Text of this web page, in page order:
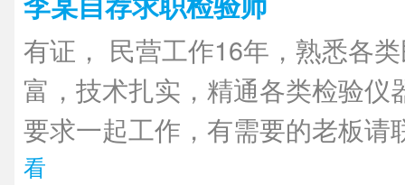
有证， 民营工作16年，熟悉各
富，技术扎实，精通各类检验仪
要求一起工作，有需要的老板请
看